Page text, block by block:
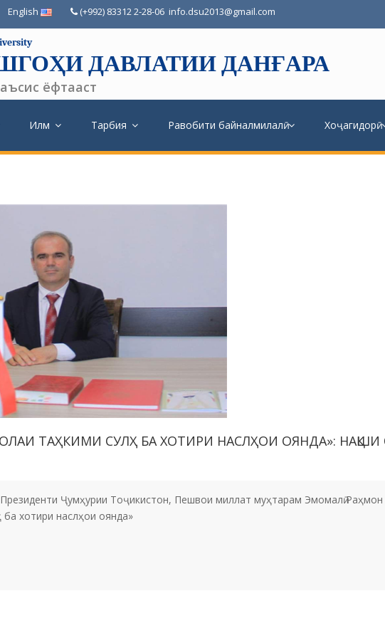
English (+992) 83312 2-28-06 info.dsu2013@gmail.com
ДАВЛАТИИ ДАНҒАРА
ёфтааст
Илм Тарбия Равобити байналмилалӣ Хоҷагидорӣ
ТАҲКИМИ СУЛҲ БА ХОТИРИ НАСЛҲОИ ОЯНДА»:
Ҷумҳурии Тоҷикистон, Пешвои миллат муҳтарам Эмомалӣ
хотири наслҳои оянда»